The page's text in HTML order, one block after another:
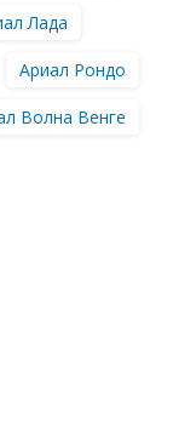
Лада
Ариал Рондо
Волна Венге